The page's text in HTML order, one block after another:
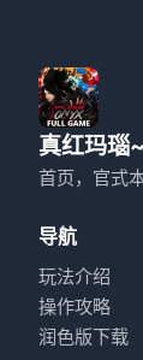
真红玛瑙
首页，官式
导航
玩法介绍
操作攻略
润色版下载